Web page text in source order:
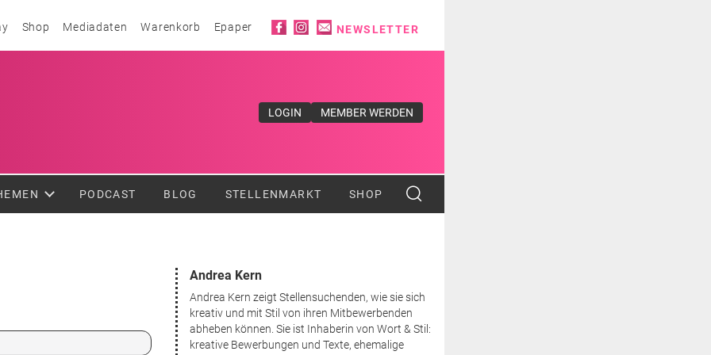
Shop Mediadaten Warenkorb Epaper Social iconsNEWSLETTER
LOGIN MEMBER WERDEN
PODCAST BLOG STELLENMARKT SHOP
Andrea Kern
Andrea Kern zeigt Stellensuchenden, wie sie sich
kreativ und mit Stil von ihren Mitbewerbenden
abheben können. Sie ist Inhaberin von Wort & Stil:
kreative Bewerbungen und Texte, ehemalige